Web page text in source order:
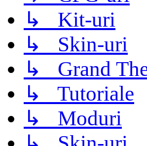
↳ Kit-uri
↳ Skin-uri
↳ Grand
↳ Tutoriale
↳ Moduri